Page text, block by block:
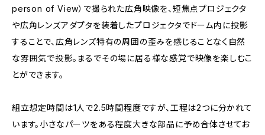
person of View）で撮られた広角映像を、短焦点プロジェクタ
や広角レンズアダプタを装着したプロジェクタでドーム内に投影
することで、広角レンズ特有の周囲の歪みを感じることなく自然
な雰囲気で投影。まるでその場に居る様な感覚で映像を楽しむこ
とができます。
組立想定時間は1人で2.5時間程度ですが、工程は2つに分かれて
います。小さなパーツをある程度大きな部品に予め合体させてお